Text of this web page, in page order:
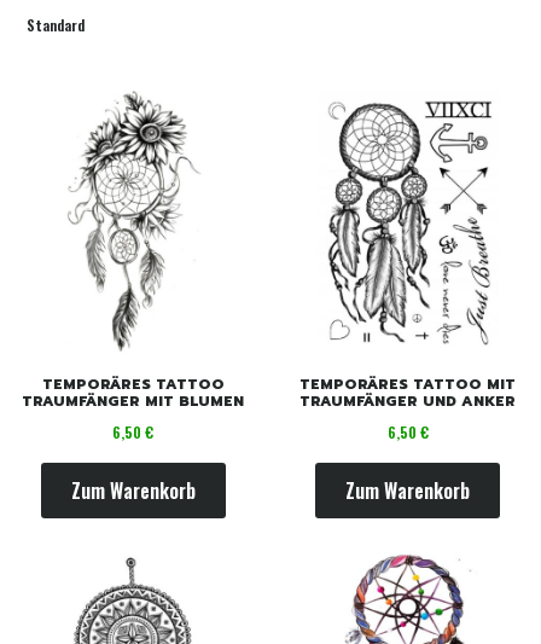
Standard
TEMPORÄRES TATTOO
TRAUMFÄNGER MIT BLUMEN
Preis
6,50 €
Zum Warenkorb
TEMPORÄRES TATTOO MIT
TRAUMFÄNGER UND ANKER
Preis
6,50 €
Zum Warenkorb